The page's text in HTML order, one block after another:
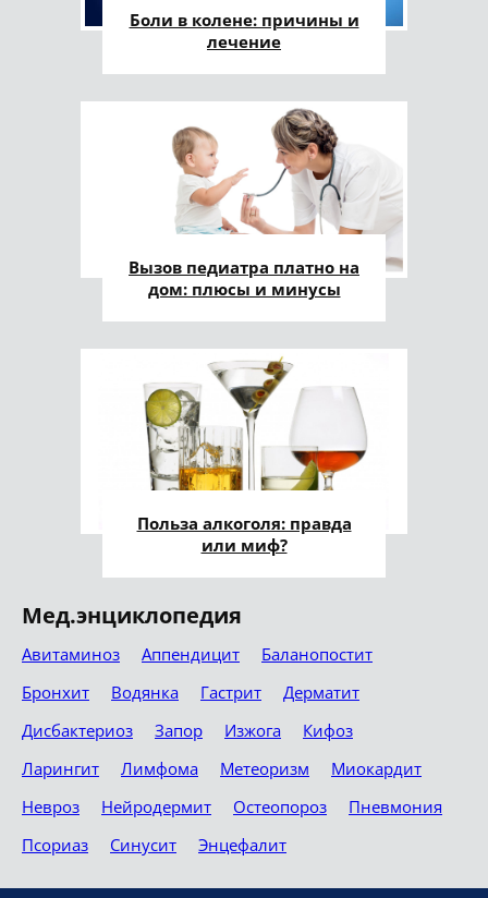
Боли в колене: причины и
лечение
Вызов педиатра платно на
дом: плюсы и минусы
Польза алкоголя: правда
или миф?
Мед.энциклопедия
Авитаминоз Аппендицит
Баланопостит
Бронхит
Водянка Гастрит
Дерматит
Дисбактериоз
Запор Изжога
Кифоз
Ларингит
Лимфома Метеоризм
Миокардит
Невроз
Нейродермит Остеопороз
Пневмония
Псориаз
Синусит Энцефалит